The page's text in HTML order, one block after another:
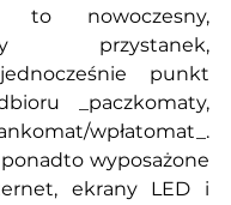
to nowoczesny,
przystanek,
punkt
_paczkomaty,
wpłatomat_.
wyposażone
ekrany LED i